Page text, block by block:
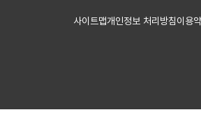
사이트맵개인정보 처리방침이용